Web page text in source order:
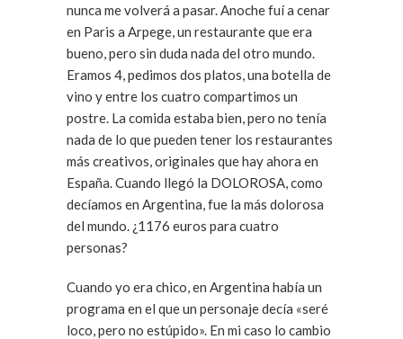
nunca me volverá a pasar. Anoche fuí a cenar
en Paris a Arpege, un restaurante que era
bueno, pero sin duda nada del otro mundo.
Eramos 4, pedimos dos platos, una botella de
vino y entre los cuatro compartimos un
postre. La comida estaba bien, pero no tenía
nada de lo que pueden tener los restaurantes
más creativos, originales que hay ahora en
España. Cuando llegó la DOLOROSA, como
decíamos en Argentina, fue la más dolorosa
del mundo. ¿1176 euros para cuatro
personas?
Cuando yo era chico, en Argentina había un
programa en el que un personaje decía «seré
loco, pero no estúpido». En mi caso lo cambio